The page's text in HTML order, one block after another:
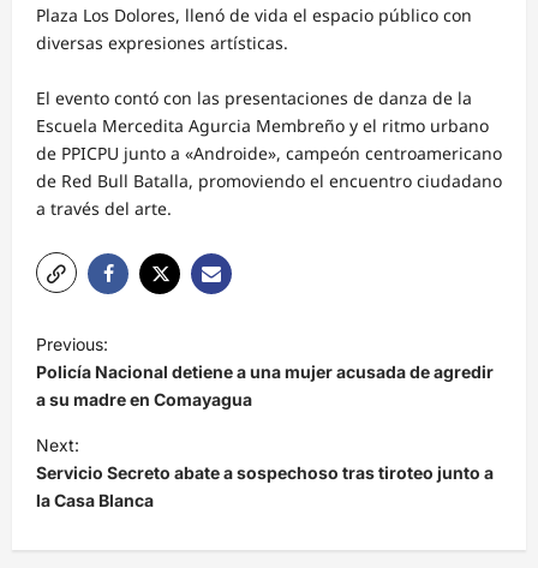
Plaza Los Dolores, llenó de vida el espacio público con
diversas expresiones artísticas.
El evento contó con las presentaciones de danza de la
Escuela Mercedita Agurcia Membreño y el ritmo urbano
de PPICPU junto a «Androide», campeón centroamericano
de Red Bull Batalla, promoviendo el encuentro ciudadano
a través del arte.
N
a
v
e
g
a
c
Previous:
Policía Nacional detiene a una mujer acusada de agredir
a su madre en Comayagua
Next:
Servicio Secreto abate a sospechoso tras tiroteo junto a
la Casa Blanca